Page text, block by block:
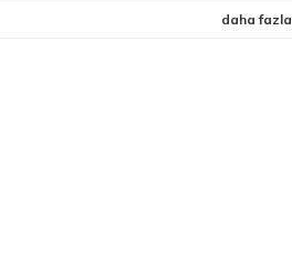
daha fazla